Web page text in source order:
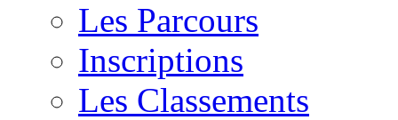
Les Parcours
Inscriptions
Les Classements